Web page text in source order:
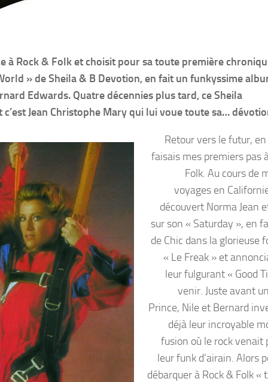
Rock & Folk et choisit pour sa toute première
» de Sheila & B Devotion, en fait un funkyssime
Edwards. Quatre décennies plus tard, ce Sheila
Jean Christophe Mary qui lui voue toute sa…
Retour vers le futur,
faisais mes premiers pas
Folk. Au cours de
voyages en
découvert Norma Jean
sur son « Saturday », en
de Chic dans la glorieuse
« Le Freak » et
leur fulgurant « Good
venir. Juste avant
Prince, Nile et Bernard
déjà leur incroyable
fusion où le rock venait
leur funk d’airain. Alors
débarquer à Rock & Folk «